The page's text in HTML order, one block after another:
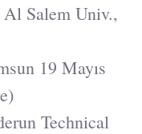
Salem Univ.,
19 Mayıs
Technical